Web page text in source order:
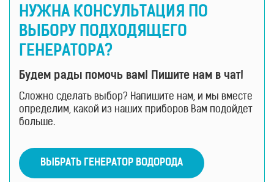
НУЖНА КОНСУЛЬТАЦИЯ ПО
ВЫБОРУ ПОДХОДЯЩЕГО
ГЕНЕРАТОРА?
Будем рады помочь вам! Пишите нам в чат!
Сложно сделать выбор? Напишите нам, и мы вместе
определим, какой из наших приборов Вам подойдет
больше.
ВЫБРАТЬ ГЕНЕРАТОР ВОДОРОДА